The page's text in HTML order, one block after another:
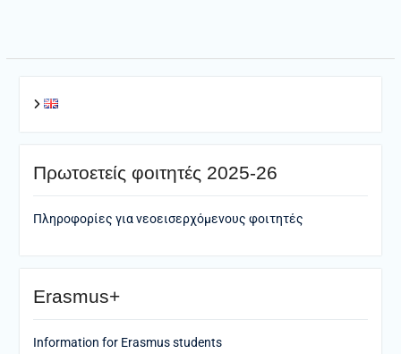
Πρωτοετείς φοιτητές 2025-26
Πληροφορίες για νεοεισερχόμενους φοιτητές
Erasmus+
Information for Erasmus students